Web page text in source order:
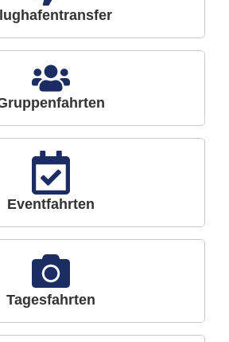
Eventfahrten
Tagesfahrten